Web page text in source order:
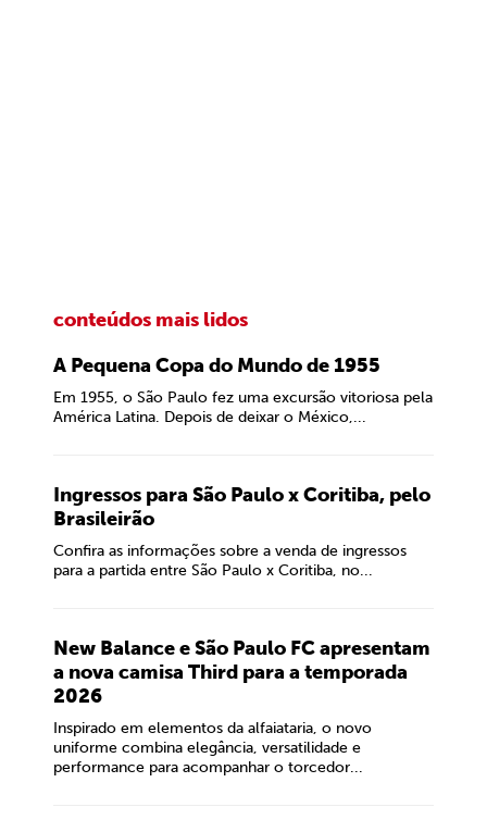
conteúdos mais lidos
A Pequena Copa do Mundo de 1955
Em 1955, o São Paulo fez uma excursão vitoriosa pela
América Latina. Depois de deixar o México,...
Ingressos para São Paulo x Coritiba, pelo
Brasileirão
Confira as informações sobre a venda de ingressos
para a partida entre São Paulo x Coritiba, no...
New Balance e São Paulo FC apresentam
a nova camisa Third para a temporada
2026
Inspirado em elementos da alfaiataria, o novo
uniforme combina elegância, versatilidade e
performance para acompanhar o torcedor...